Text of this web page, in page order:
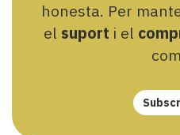
honesta. Per
el suport i el